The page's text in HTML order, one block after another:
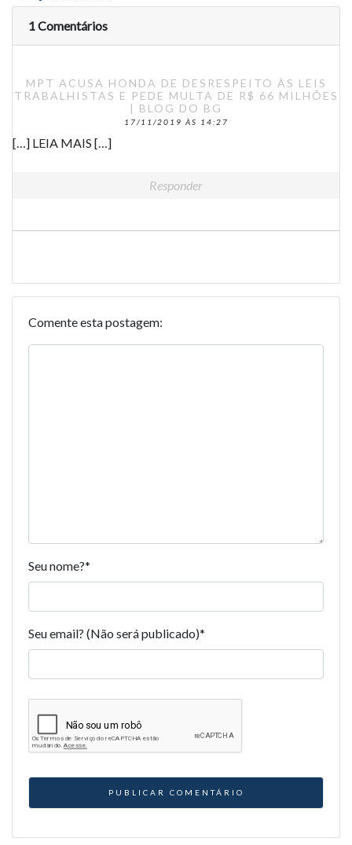
1 Comentários
MPT ACUSA HONDA DE DESRESPEITO ÀS LEIS
TRABALHISTAS E PEDE MULTA DE R$ 66 MILHÕES
| BLOG DO BG
17/11/2019 ÀS 14:27
[…] LEIA MAIS […]
Responder
Comente esta postagem:
Seu nome?*
Seu email? (Não será publicado)*